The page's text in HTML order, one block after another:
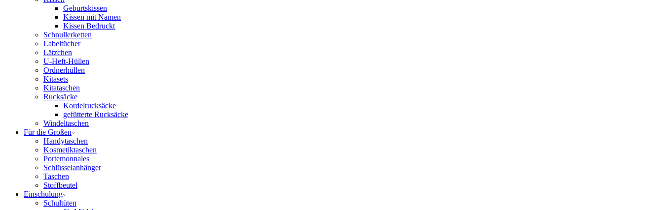
Geburtskissen
Kissen mit Namen
Kissen Bedruckt
Schnullerketten
Labeltücher
Lätzchen
U-Heft-Hüllen
Ordnerhüllen
Kitasets
Kitataschen
Rucksäcke
Kordelrucksäcke
gefütterte Rucksäcke
Windeltaschen
Für die Großen
Handytaschen
Kosmetiktaschen
Portemonnaies
Schlüsselanhänger
Taschen
Stoffbeutel
Einschulung
Schultüten